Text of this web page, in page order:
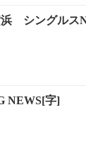
シングルス
NEWS[字]